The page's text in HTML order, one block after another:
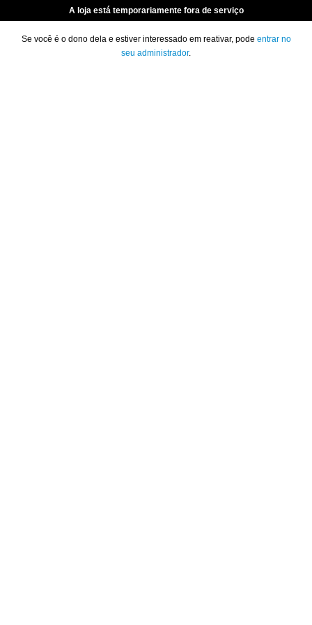
A loja está temporariamente fora de serviço
Se você é o dono dela e estiver interessado em reativar, pode entrar no
seu administrador.